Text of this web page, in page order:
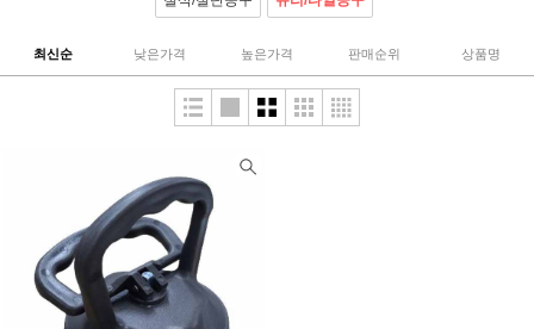
최신순 낮은가격 높은가격 판매순위 상품명